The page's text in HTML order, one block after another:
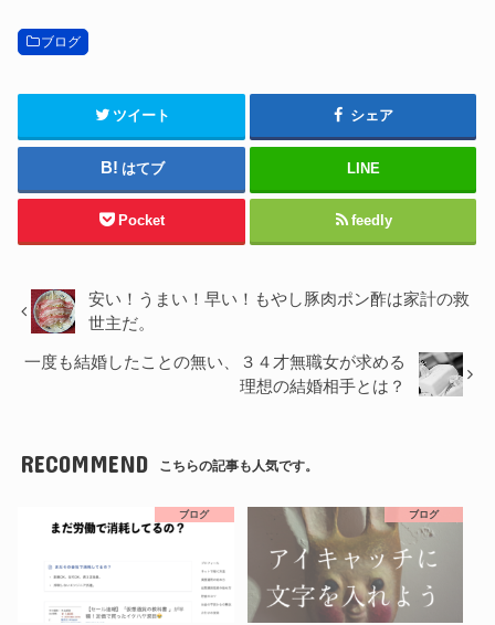
ブログ
ツイート シェア
はてブ LINE
Pocket feedly
安い！うまい！早い！もやし豚肉ポン酢は家計の救
世主だ。
一度も結婚したことの無い、３４才無職女が求める
理想の結婚相手とは？
RECOMMEND こちらの記事も人気です。
ブログ ブログ